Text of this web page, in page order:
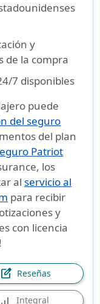
y
de la compra
7 disponibles
puede
del seguro
del plan
Patriot
los
alservicio al
para recibir
y
con licencia
edit_square Reseñas
Integral